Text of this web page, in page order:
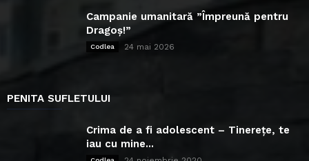
Campanie umanitară ”Împreună pentru
Dragoș!”
Codlea 24 mai 2026
PENITA SUFLETULUI
Crima de a fi adolescent – Tinerețe, te
iau cu mine...